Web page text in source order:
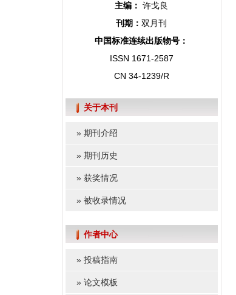
主编： 许戈良
刊期：双月刊
中国标准连续出版物号：
ISSN 1671-2587
CN 34-1239/R
关于本刊
» 期刊介绍
» 期刊历史
» 获奖情况
» 被收录情况
作者中心
» 投稿指南
» 论文模板